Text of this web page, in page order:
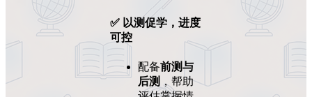
✅ 以测促学，进度
可控
配备前测与
后测 ，帮助